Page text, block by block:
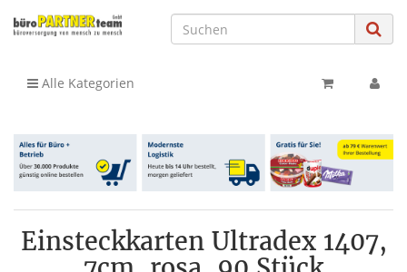
Alle Kategorien
Einsteckkarten Ultradex 1407,